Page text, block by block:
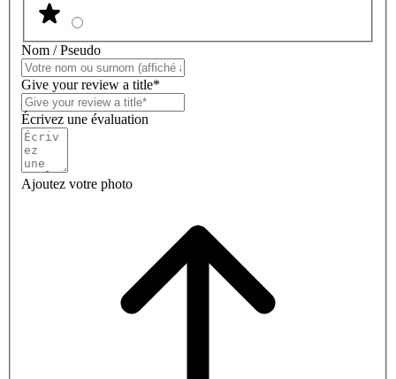
Nom / Pseudo
Give your review a title*
Écrivez une évaluation
Ajoutez votre photo